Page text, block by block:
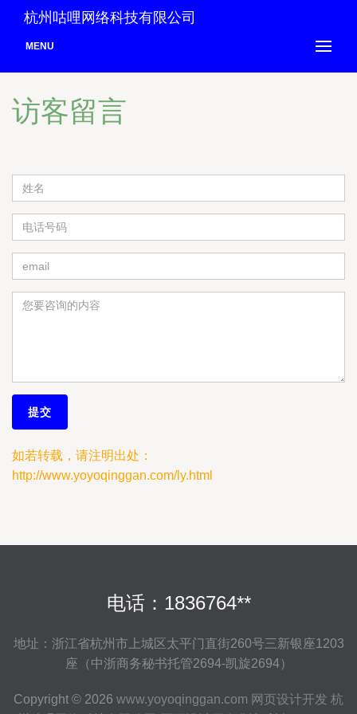
杭州咕哩网络科技有限公司
MENU
访客留言
如若转载，请注明出处：
http://www.yoyoqinggan.com/ly.html
电话：1836764**
地址：浙江省杭州市上城区太平门直街260号三新银座1203
座（中浙商务秘书托管2694-凯旋2694）
Copyright © 2026 www.yoyoqinggan.com 网页设计开发 杭